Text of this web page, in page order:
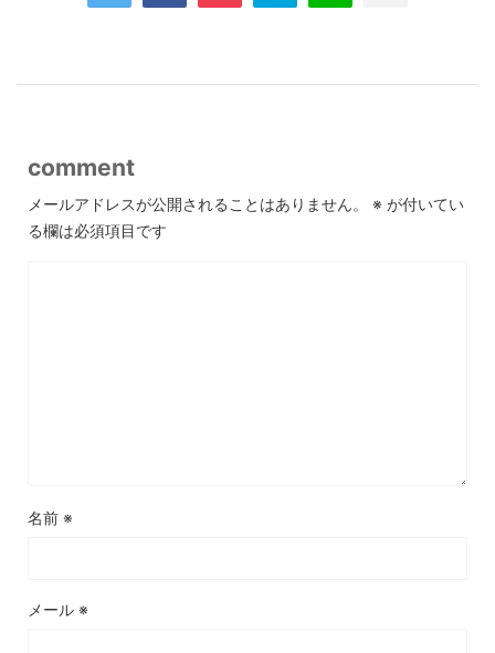
comment
メールアドレスが公開されることはありません。 ※ が付いてい
る欄は必須項目です
名前 ※
メール ※